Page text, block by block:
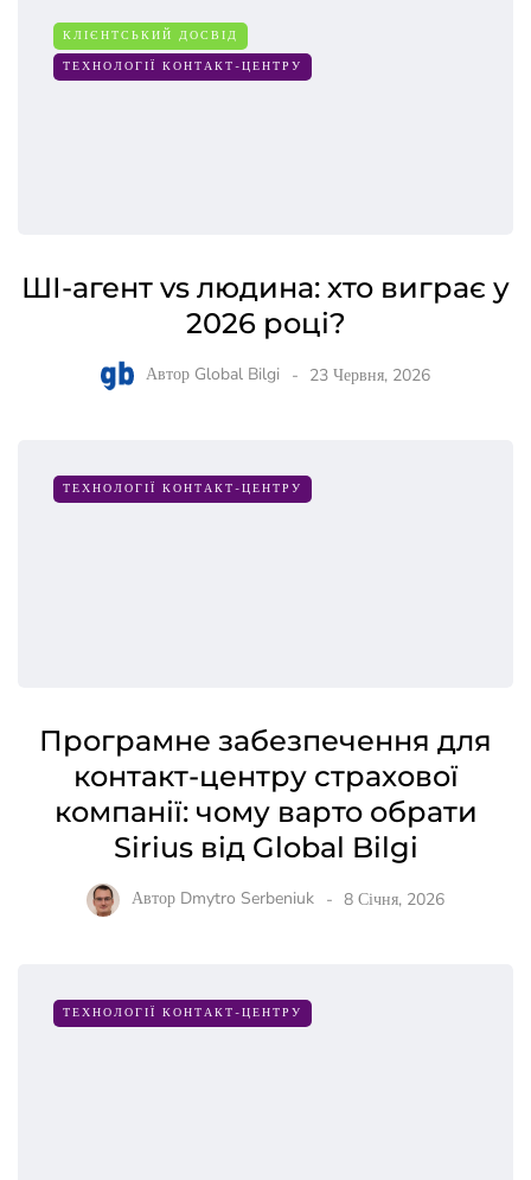
КЛІЄНТСЬКИЙ ДОСВІД
ТЕХНОЛОГІЇ КОНТАКТ-ЦЕНТРУ
ШІ-агент vs людина: хто виграє у
2026 році?
Автор Global Bilgi 23 Червня, 2026
ТЕХНОЛОГІЇ КОНТАКТ-ЦЕНТРУ
Програмне забезпечення для
контакт-центру страхової
компанії: чому варто обрати
Sirius від Global Bilgi
Автор Dmytro Serbeniuk 8 Січня, 2026
ТЕХНОЛОГІЇ КОНТАКТ-ЦЕНТРУ